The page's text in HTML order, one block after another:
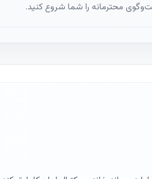
محترمانه را شما شروع کنید.